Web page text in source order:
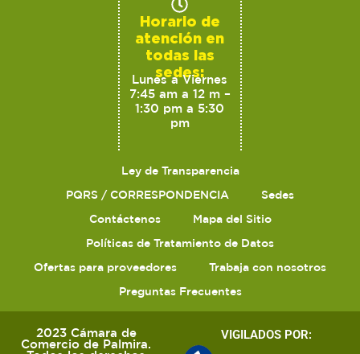
Horario de
atención en
todas las
sedes:
Lunes a Viernes
7:45 am a 12 m –
1:30 pm a 5:30
pm
Ley de Transparencia
PQRS / CORRESPONDENCIA
Sedes
Contáctenos
Mapa del Sitio
Políticas de Tratamiento de Datos
Ofertas para proveedores
Trabaja con nosotros
Preguntas Frecuentes
2023 Cámara de
Comercio de Palmira.
VIGILADOS POR: